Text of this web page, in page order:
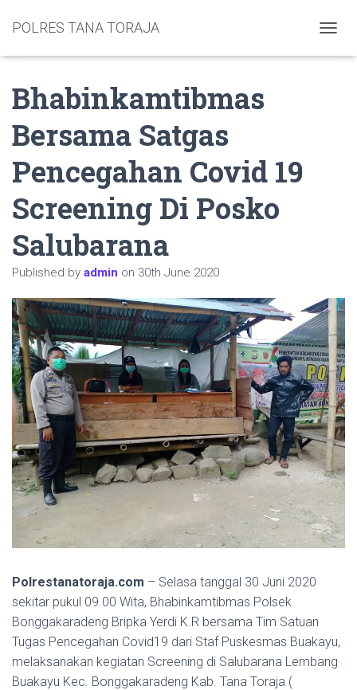
POLRES TANA TORAJA
Bhabinkamtibmas
Bersama Satgas
Pencegahan Covid 19
Screening Di Posko
Salubarana
Published by admin on 30th June 2020
Polrestanatoraja.com – Selasa tanggal 30 Juni 2020
sekitar pukul 09.00 Wita, Bhabinkamtibmas Polsek
Bonggakaradeng Bripka Yerdi K.R bersama Tim Satuan
Tugas Pencegahan Covid19 dari Staf Puskesmas Buakayu,
melaksanakan kegiatan Screening di Salubarana Lembang
Buakayu Kec. Bonggakaradeng Kab. Tana Toraja (